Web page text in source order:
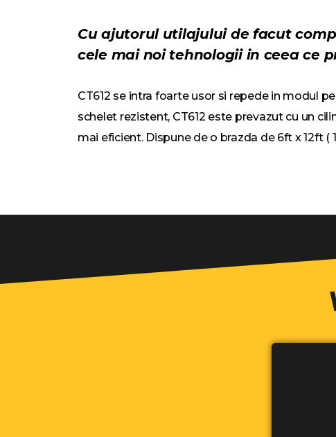
Cu ajutorul utilajului de facut
cele mai noi tehnologii in ceea ce
CT612 se intra foarte usor si repede in modul
schelet rezistent, CT612 este prevazut cu un
mai eficient. Dispune de o brazda de 6ft x 12ft (